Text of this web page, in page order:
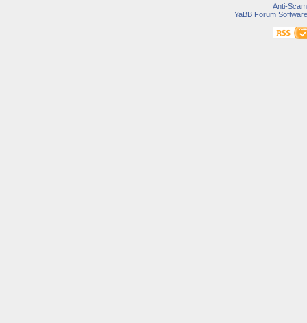
Anti-Scam
YaBB Forum Software